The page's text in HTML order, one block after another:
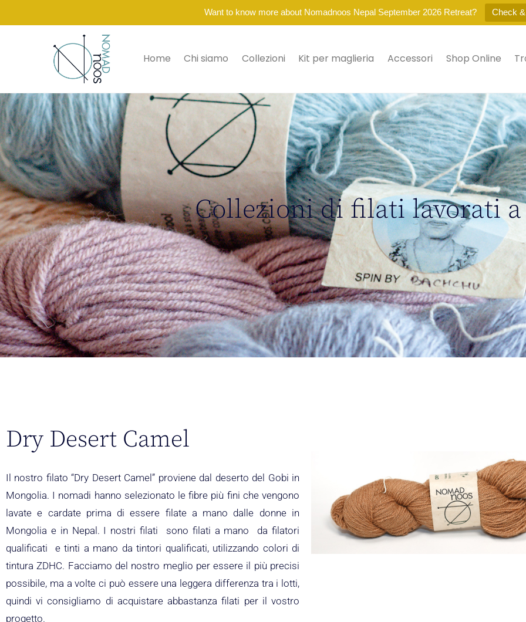
Want to know more about Nomadnoos Nepal September 2026 Retreat? Check
Home Chi siamo Collezioni Kit per maglieria Accessori Shop Online
Collezioni di filati lavorati a
Dry Desert Camel
Il nostro filato “Dry Desert Camel” proviene dal deserto del Gobi in
Mongolia. I nomadi hanno selezionato le fibre più fini che vengono
lavate e cardate prima di essere filate a mano dalle donne in
Mongolia e in Nepal. I nostri filati sono filati a mano da filatori
qualificati e tinti a mano da tintori qualificati, utilizzando colori di
tintura ZDHC. Facciamo del nostro meglio per essere il più precisi
possibile, ma a volte ci può essere una leggera differenza tra i lotti,
quindi vi consigliamo di acquistare abbastanza filati per il vostro
progetto.